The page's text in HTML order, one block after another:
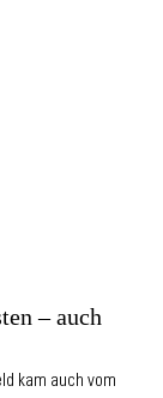
– auch
kam auch vom